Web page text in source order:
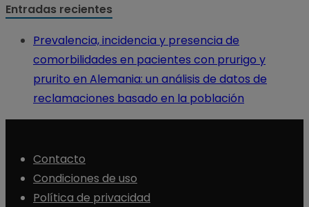
Entradas recientes
Prevalencia, incidencia y presencia de
comorbilidades en pacientes con prurigo y
prurito en Alemania: un análisis de datos de
reclamaciones basado en la población
Contacto
Condiciones de uso
Política de privacidad